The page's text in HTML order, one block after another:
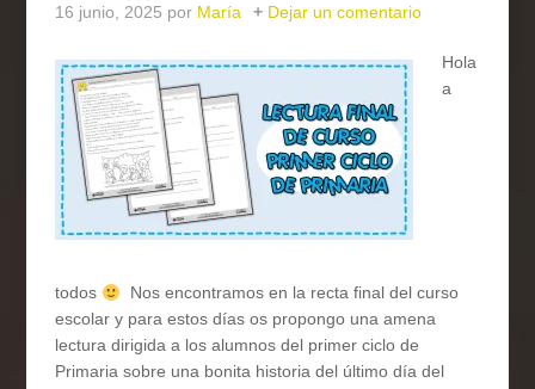
16 junio, 2025 por María Dejar un comentario
Hola
a
todos
Nos encontramos en la recta final del curso
escolar y para estos días os propongo una amena
lectura dirigida a los alumnos del primer ciclo de
Primaria sobre una bonita historia del último día del